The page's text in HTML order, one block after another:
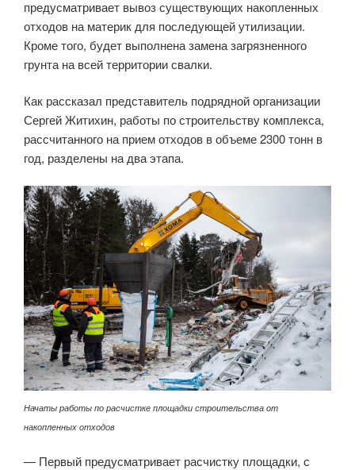
предусматривает вывоз существующих накопленных
отходов на материк для последующей утилизации.
Кроме того, будет выполнена замена загрязненного
грунта на всей территории свалки.
Как рассказал представитель подрядной организации
Сергей Житихин, работы по строительству комплекса,
рассчитанного на прием отходов в объеме 2300 тонн в
год, разделены на два этапа.
Начаты работы по расчистке площадки строительства от
накопленных отходов
— Первый предусматривает расчистку площадки, с